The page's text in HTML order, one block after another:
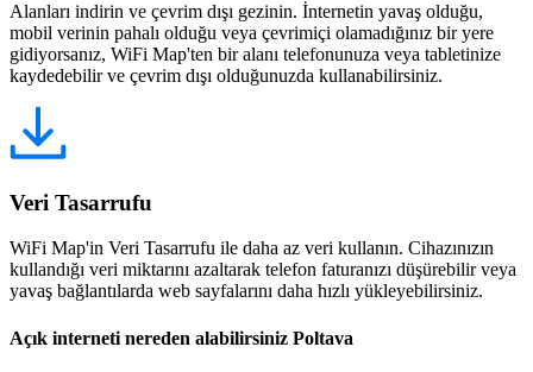
Alanları indirin ve çevrim dışı gezinin. İnternetin yavaş olduğu,
mobil verinin pahalı olduğu veya çevrimiçi olamadığınız bir yere
gidiyorsanız, WiFi Map'ten bir alanı telefonunuza veya tabletinize
kaydedebilir ve çevrim dışı olduğunuzda kullanabilirsiniz.
Veri Tasarrufu
WiFi Map'in Veri Tasarrufu ile daha az veri kullanın. Cihazınızın
kullandığı veri miktarını azaltarak telefon faturanızı düşürebilir veya
yavaş bağlantılarda web sayfalarını daha hızlı yükleyebilirsiniz.
Açık interneti nereden alabilirsiniz Poltava